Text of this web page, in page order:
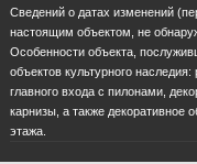
Сведений о датах изменений
настоящим объектом, не
Особенности объекта,
объектов культурного
главного входа с пилонами,
карнизы, а также декоративное
этажа.